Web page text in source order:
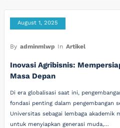
August 1, 2025
By adminmlwp In Artikel
Inovasi Agribisnis:
Masa Depan
Di era globalisasi saat ini,
fondasi penting dalam pengembangan
Universitas sebagai lembaga akademik
untuk menyiapkan generasi muda,…